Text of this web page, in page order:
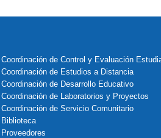
Coordinación de Control y Evaluación
Coordinación de Estudios a Distancia
Coordinación de Desarrollo Educativo
Coordinación de Laboratorios y Proyectos
Coordinación de Servicio Comunitario
Biblioteca
Proveedores